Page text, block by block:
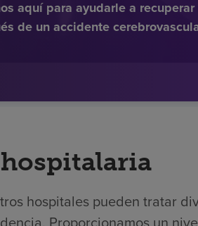
aquí para ayudarle a
de un accidente
hospitales pueden tratar